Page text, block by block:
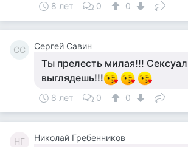
8 лет 0 0
СС Сергей Савин
Ты прелесть милая!!!
выглядешь!!!
8 лет 0 0
НГ Николай Гребенников